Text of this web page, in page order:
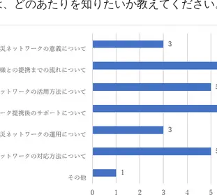
どのあたりを知りたいか教えてください